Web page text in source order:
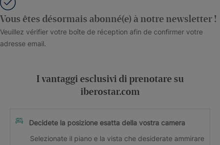
Vous êtes désormais abonné(e) à notre newsletter !
Veuillez vérifier votre boîte de réception afin de confirmer votre
adresse email.
I vantaggi esclusivi di prenotare su
iberostar.com
Decidete la posizione esatta della vostra camera
Selezionate il piano e la vista che desiderate ammirare